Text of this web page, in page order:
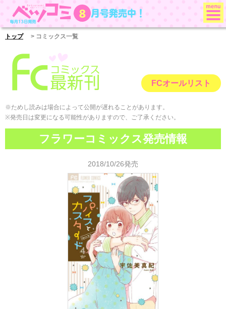
ベツコミ
8 月号発売中！
トップ> コミックス一覧
FCオールリスト
※ためし読みは場合によって公開が遅れることがあります。
※発売日は変更になる可能性がありますので、ご了承ください。
フラワーコミックス発売情報
2018/10/26発売